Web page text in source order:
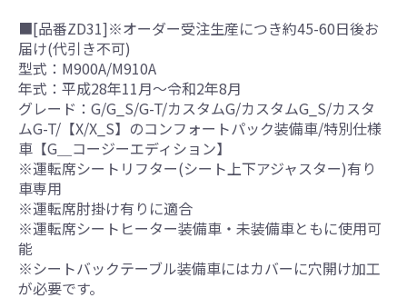
■[品番ZD31]※オーダー受注生産につき約45-60日後お
届け(代引き不可)
型式：M900A/M910A
年式：平成28年11月～令和2年8月
グレード：G/G_S/G-T/カスタムG/カスタムG_S/カスタ
ムG-T/【X/X_S】のコンフォートパック装備車/特別仕様
車【G＿コージーエディション】
※運転席シートリフター(シート上下アジャスター)有り
車専用
※運転席肘掛け有りに適合
※運転席シートヒーター装備車・未装備車ともに使用可
能
※シートバックテーブル装備車にはカバーに穴開け加工
が必要です。